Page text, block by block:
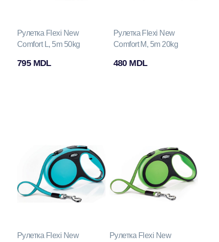
Рулетка Flexi New
Comfort L, 5m 50kg
795 MDL
Рулетка Flexi New
Comfort M, 5m 20kg
480 MDL
Рулетка Flexi New
Рулетка Flexi New